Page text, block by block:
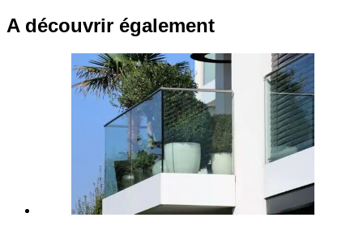
A découvrir également